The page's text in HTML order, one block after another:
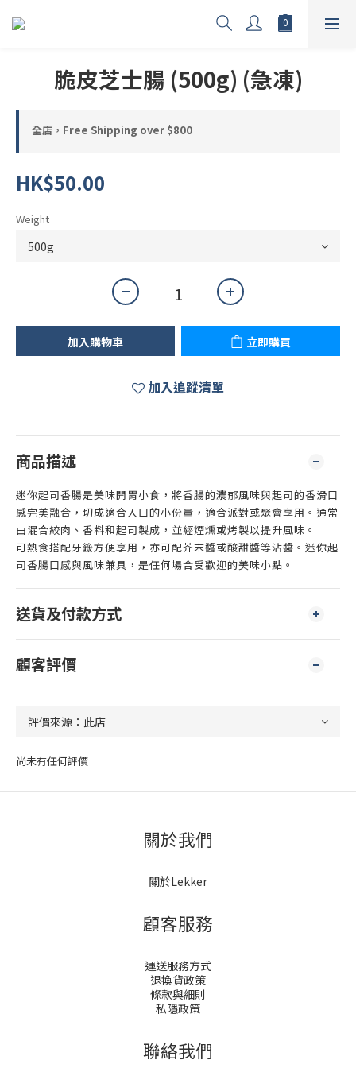
脆皮芝士腸 (500g) (急凍)
全店，Free Shipping over $800
HK$50.00
Weight
加入購物車 立即購買
加入追蹤清單
商品描述
迷你起司香腸是美味開胃小食，將香腸的濃郁風味與起司的香滑口
感完美融合，切成適合入口的小份量，適合派對或聚會享用。通常
由混合絞肉、香料和起司製成，並經煙燻或烤製以提升風味。
可熱食搭配牙籤方便享用，亦可配芥末醬或酸甜醬等沾醬。迷你起
司香腸口感與風味兼具，是任何場合受歡迎的美味小點。
送貨及付款方式
顧客評價
尚未有任何評價
關於我們
關於Lekker
顧客服務
運送服務方式
退換貨政策
條款與細則
私隱政策
聯絡我們